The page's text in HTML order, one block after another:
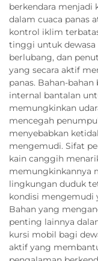
berkendara menjadi
dalam cuaca panas
kontrol iklim
tinggi untuk dewasa
berlubang, dan
yang secara aktif
panas. Bahan-
internal bantalan
memungkinkan
mencegah
menyebabkan
mengemudi. Sifat
kain canggih
memungkinkannya
lingkungan duduk
kondisi mengemudi
Bahan yang
penting lainnya
kursi mobil bagi
aktif yang